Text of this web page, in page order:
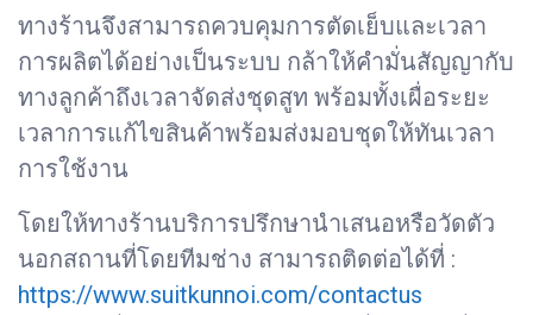
ทางร้านจึงสามารถควบคุมการตัดเย็บและเวลา
การผลิตได้อย่างเป็นระบบ กล้าให้คำมั่นสัญญากับ
ทางลูกค้าถึงเวลาจัดส่งชุดสูท พร้อมทั้งเผื่อระยะ
เวลาการแก้ไขสินค้าพร้อมส่งมอบชุดให้ทันเวลา
การใช้งาน
โดยให้ทางร้านบริการปรึกษานำเสนอหรือวัดตัว
นอกสถานที่โดยทีมช่าง สามารถติดต่อได้ที่ :
https://www.suitkunnoi.com/contactus